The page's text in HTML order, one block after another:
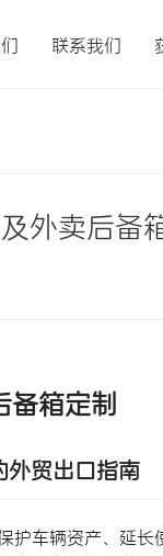
联系我们
外卖后备
备箱定制
外贸出口指南
护车辆资产、延长